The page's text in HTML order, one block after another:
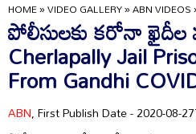
HOME»VIDEO GALLERY»ABN VIDEOS
పోలీసులకు కరోనా
Cherlapally Jail
From Gandhi
ABN, First Publish Date - 2020-08-